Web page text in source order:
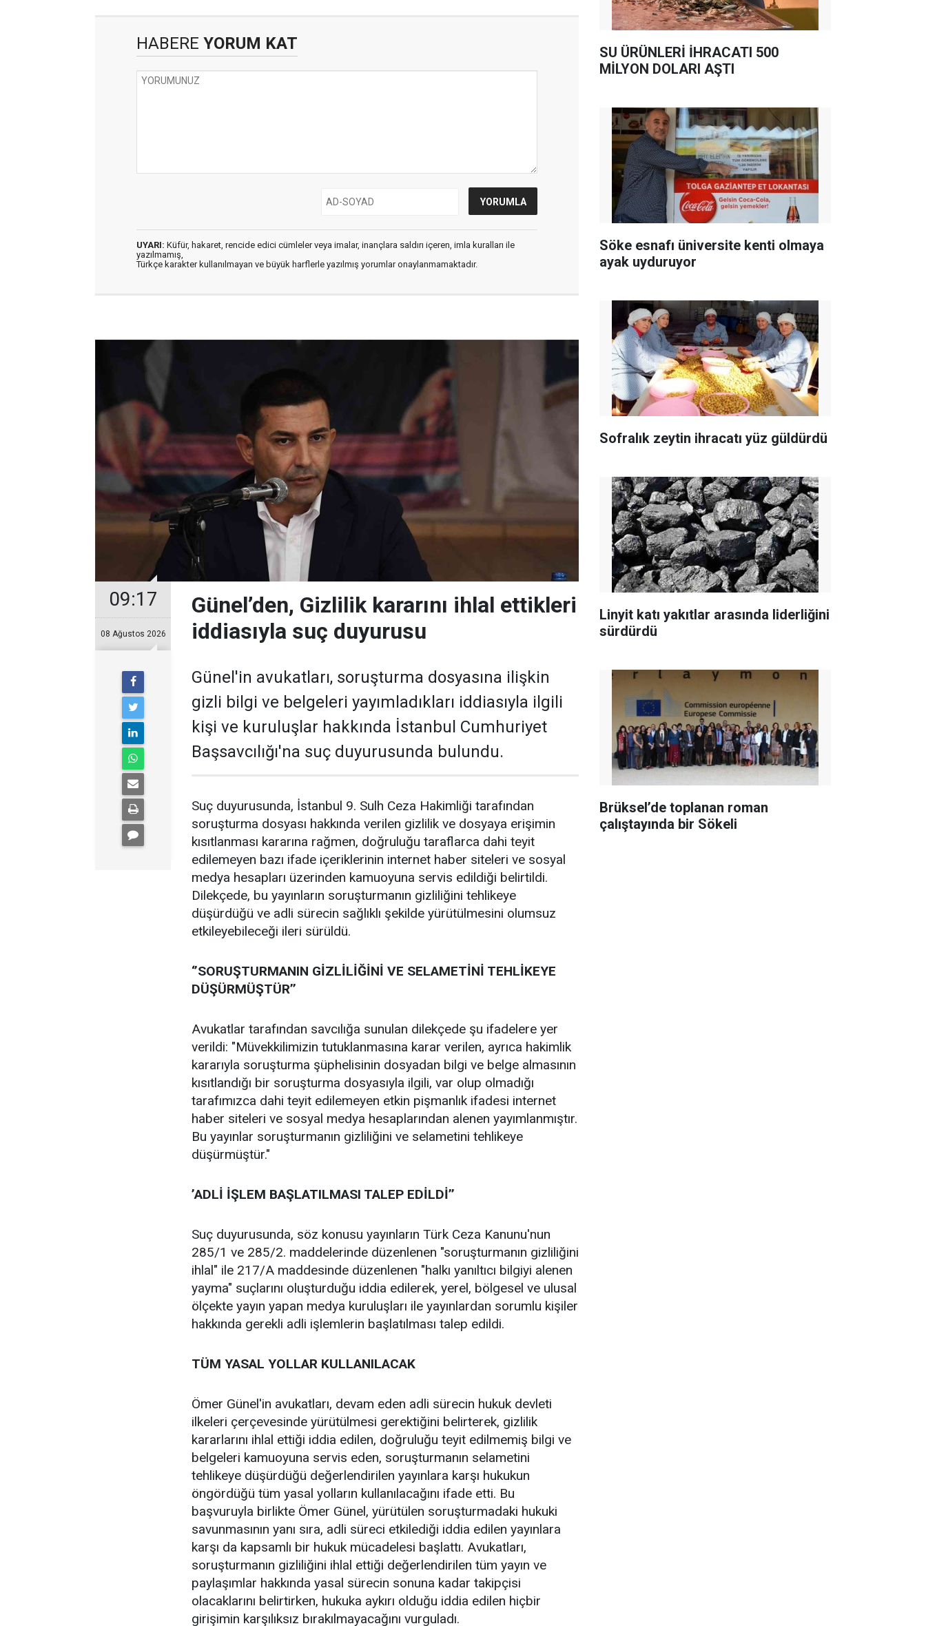
HABERE YORUM KAT
UYARI: Küfür, hakaret, rencide edici cümleler veya imalar, inançlara saldırı içeren, imla kuralları ile
yazılmamış,
Türkçe karakter kullanılmayan ve büyük harflerle yazılmış yorumlar onaylanmamaktadır.
09:17
08 Ağustos 2026
Günel’den, Gizlilik kararını ihlal ettikleri
iddiasıyla suç duyurusu
Günel'in avukatları, soruşturma dosyasına ilişkin
gizli bilgi ve belgeleri yayımladıkları iddiasıyla ilgili
kişi ve kuruluşlar hakkında İstanbul Cumhuriyet
Başsavcılığı'na suç duyurusunda bulundu.
Suç duyurusunda, İstanbul 9. Sulh Ceza Hakimliği tarafından
soruşturma dosyası hakkında verilen gizlilik ve dosyaya erişimin
kısıtlanması kararına rağmen, doğruluğu taraflarca dahi teyit
edilemeyen bazı ifade içeriklerinin internet haber siteleri ve sosyal
medya hesapları üzerinden kamuoyuna servis edildiği belirtildi.
Dilekçede, bu yayınların soruşturmanın gizliliğini tehlikeye
düşürdüğü ve adli sürecin sağlıklı şekilde yürütülmesini olumsuz
etkileyebileceği ileri sürüldü.
‘’SORUŞTURMANIN GİZLİLİĞİNİ VE SELAMETİNİ TEHLİKEYE
DÜŞÜRMÜŞTÜR’’
Avukatlar tarafından savcılığa sunulan dilekçede şu ifadelere yer
verildi: "Müvekkilimizin tutuklanmasına karar verilen, ayrıca hakimlik
kararıyla soruşturma şüphelisinin dosyadan bilgi ve belge almasının
kısıtlandığı bir soruşturma dosyasıyla ilgili, var olup olmadığı
tarafımızca dahi teyit edilemeyen etkin pişmanlık ifadesi internet
haber siteleri ve sosyal medya hesaplarından alenen yayımlanmıştır.
Bu yayınlar soruşturmanın gizliliğini ve selametini tehlikeye
düşürmüştür."
’ADLİ İŞLEM BAŞLATILMASI TALEP EDİLDİ’’
Suç duyurusunda, söz konusu yayınların Türk Ceza Kanunu'nun
285/1 ve 285/2. maddelerinde düzenlenen "soruşturmanın gizliliğini
ihlal" ile 217/A maddesinde düzenlenen "halkı yanıltıcı bilgiyi alenen
yayma" suçlarını oluşturduğu iddia edilerek, yerel, bölgesel ve ulusal
ölçekte yayın yapan medya kuruluşları ile yayınlardan sorumlu kişiler
hakkında gerekli adli işlemlerin başlatılması talep edildi.
TÜM YASAL YOLLAR KULLANILACAK
Ömer Günel'in avukatları, devam eden adli sürecin hukuk devleti
ilkeleri çerçevesinde yürütülmesi gerektiğini belirterek, gizlilik
kararlarını ihlal ettiği iddia edilen, doğruluğu teyit edilmemiş bilgi ve
belgeleri kamuoyuna servis eden, soruşturmanın selametini
tehlikeye düşürdüğü değerlendirilen yayınlara karşı hukukun
öngördüğü tüm yasal yolların kullanılacağını ifade etti. Bu
başvuruyla birlikte Ömer Günel, yürütülen soruşturmadaki hukuki
savunmasının yanı sıra, adli süreci etkilediği iddia edilen yayınlara
karşı da kapsamlı bir hukuk mücadelesi başlattı. Avukatları,
soruşturmanın gizliliğini ihlal ettiği değerlendirilen tüm yayın ve
paylaşımlar hakkında yasal sürecin sonuna kadar takipçisi
olacaklarını belirtirken, hukuka aykırı olduğu iddia edilen hiçbir
girişimin karşılıksız bırakılmayacağını vurguladı.
SU ÜRÜNLERİ İHRACATI 500
MİLYON DOLARI AŞTI
Söke esnafı üniversite kenti olmaya
ayak uyduruyor
Sofralık zeytin ihracatı yüz güldürdü
Linyit katı yakıtlar arasında liderliğini
sürdürdü
Brüksel’de toplanan roman
çalıştayında bir Sökeli